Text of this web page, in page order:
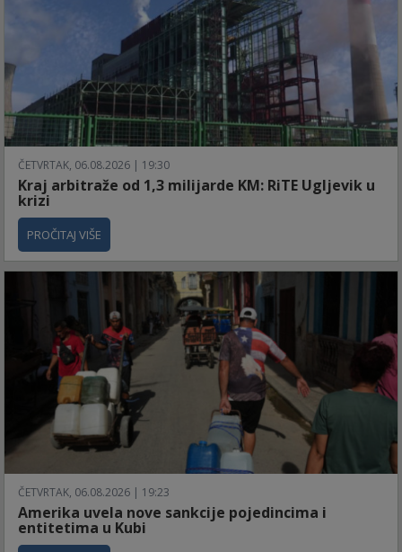
ČETVRTAK, 06.08.2026 | 19:30
Kraj arbitraže od 1,3 milijarde KM: RiTE Ugljevik u
krizi
PROČITAJ VIŠE
ČETVRTAK, 06.08.2026 | 19:23
Amerika uvela nove sankcije pojedincima i
entitetima u Kubi